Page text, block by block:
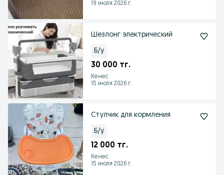
19 июля 2026 г.
Шезлонг электрический
Б/у
30 000 тг.
Кенес
15 июля 2026 г.
Стулчик для кормления
Б/у
12 000 тг.
Кенес
15 июля 2026 г.